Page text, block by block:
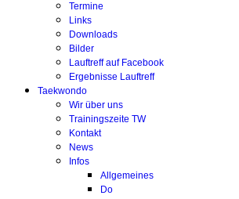
Termine
Links
Downloads
Bilder
Lauftreff auf Facebook
Ergebnisse Lauftreff
Taekwondo
Wir über uns
Trainingszeite TW
Kontakt
News
Infos
Allgemeines
Do